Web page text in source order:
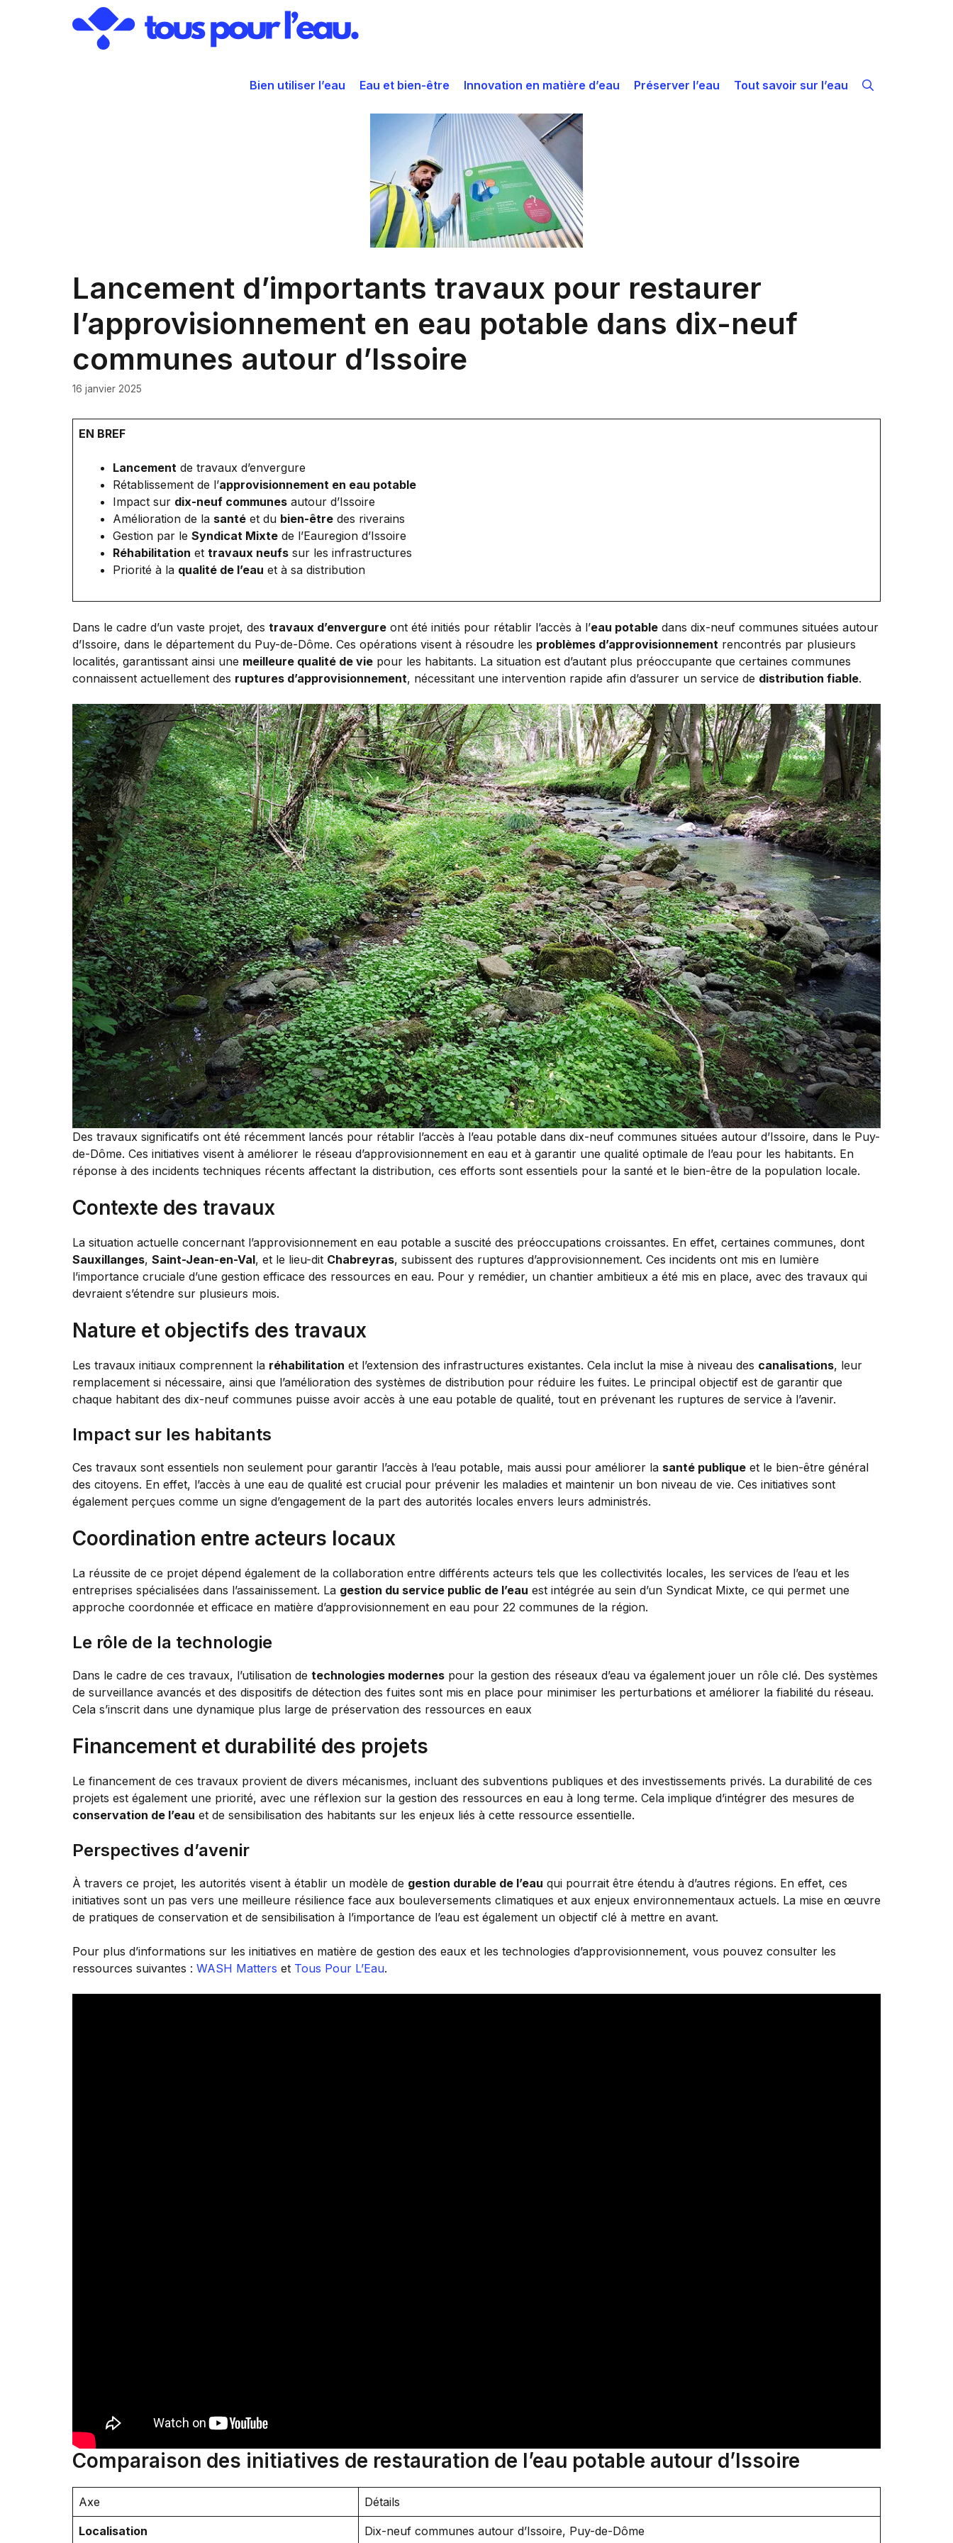
Bien utiliser l’eau Eau et bien-être Innovation en matière d’eau Préserver l’eau Tout savoir sur l’eau
Lancement d’importants travaux pour restaurer
l’approvisionnement en eau potable dans dix-neuf
communes autour d’Issoire
16 janvier 2025
EN BREF
Lancement de travaux d’envergure
Rétablissement de l’approvisionnement en eau potable
Impact sur dix-neuf communes autour d’Issoire
Amélioration de la santé et du bien-être des riverains
Gestion par le Syndicat Mixte de l’Eauregion d’Issoire
Réhabilitation et travaux neufs sur les infrastructures
Priorité à la qualité de l’eau et à sa distribution
Dans le cadre d’un vaste projet, des travaux d’envergure ont été initiés pour rétablir l’accès à l’eau potable dans dix-neuf communes situées autour
d’Issoire, dans le département du Puy-de-Dôme. Ces opérations visent à résoudre les problèmes d’approvisionnement rencontrés par plusieurs
localités, garantissant ainsi une meilleure qualité de vie pour les habitants. La situation est d’autant plus préoccupante que certaines communes
connaissent actuellement des ruptures d’approvisionnement, nécessitant une intervention rapide afin d’assurer un service de distribution fiable.
Des travaux significatifs ont été récemment lancés pour rétablir l’accès à l’eau potable dans dix-neuf communes situées autour d’Issoire, dans le Puy-
de-Dôme. Ces initiatives visent à améliorer le réseau d’approvisionnement en eau et à garantir une qualité optimale de l’eau pour les habitants. En
réponse à des incidents techniques récents affectant la distribution, ces efforts sont essentiels pour la santé et le bien-être de la population locale.
Contexte des travaux
La situation actuelle concernant l’approvisionnement en eau potable a suscité des préoccupations croissantes. En effet, certaines communes, dont
Sauxillanges, Saint-Jean-en-Val, et le lieu-dit Chabreyras, subissent des ruptures d’approvisionnement. Ces incidents ont mis en lumière
l’importance cruciale d’une gestion efficace des ressources en eau. Pour y remédier, un chantier ambitieux a été mis en place, avec des travaux qui
devraient s’étendre sur plusieurs mois.
Nature et objectifs des travaux
Les travaux initiaux comprennent la réhabilitation et l’extension des infrastructures existantes. Cela inclut la mise à niveau des canalisations, leur
remplacement si nécessaire, ainsi que l’amélioration des systèmes de distribution pour réduire les fuites. Le principal objectif est de garantir que
chaque habitant des dix-neuf communes puisse avoir accès à une eau potable de qualité, tout en prévenant les ruptures de service à l’avenir.
Impact sur les habitants
Ces travaux sont essentiels non seulement pour garantir l’accès à l’eau potable, mais aussi pour améliorer la santé publique et le bien-être général
des citoyens. En effet, l’accès à une eau de qualité est crucial pour prévenir les maladies et maintenir un bon niveau de vie. Ces initiatives sont
également perçues comme un signe d’engagement de la part des autorités locales envers leurs administrés.
Coordination entre acteurs locaux
La réussite de ce projet dépend également de la collaboration entre différents acteurs tels que les collectivités locales, les services de l’eau et les
entreprises spécialisées dans l’assainissement. La gestion du service public de l’eau est intégrée au sein d’un Syndicat Mixte, ce qui permet une
approche coordonnée et efficace en matière d’approvisionnement en eau pour 22 communes de la région.
Le rôle de la technologie
Dans le cadre de ces travaux, l’utilisation de technologies modernes pour la gestion des réseaux d’eau va également jouer un rôle clé. Des systèmes
de surveillance avancés et des dispositifs de détection des fuites sont mis en place pour minimiser les perturbations et améliorer la fiabilité du réseau.
Cela s’inscrit dans une dynamique plus large de préservation des ressources en eaux
Financement et durabilité des projets
Le financement de ces travaux provient de divers mécanismes, incluant des subventions publiques et des investissements privés. La durabilité de ces
projets est également une priorité, avec une réflexion sur la gestion des ressources en eau à long terme. Cela implique d’intégrer des mesures de
conservation de l’eau et de sensibilisation des habitants sur les enjeux liés à cette ressource essentielle.
Perspectives d’avenir
À travers ce projet, les autorités visent à établir un modèle de gestion durable de l’eau qui pourrait être étendu à d’autres régions. En effet, ces
initiatives sont un pas vers une meilleure résilience face aux bouleversements climatiques et aux enjeux environnementaux actuels. La mise en œuvre
de pratiques de conservation et de sensibilisation à l’importance de l’eau est également un objectif clé à mettre en avant.
Pour plus d’informations sur les initiatives en matière de gestion des eaux et les technologies d’approvisionnement, vous pouvez consulter les
ressources suivantes : WASH Matters et Tous Pour L’Eau.
Comparaison des initiatives de restauration de l’eau potable autour d’Issoire
Axe Détails
Localisation Dix-neuf communes autour d’Issoire, Puy-de-Dôme